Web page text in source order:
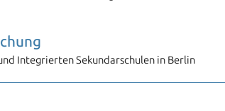
Integrierten Sekundarschulen in Berlin